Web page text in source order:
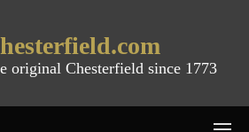
original Chesterfield since 1773